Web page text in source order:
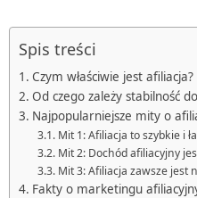
Spis treści
Czym właściwie jest afiliacja?
Od czego zależy stabilność
Najpopularniejsze mity o
Mit 1: Afiliacja to szybkie i
Mit 2: Dochód afiliacyjny
Mit 3: Afiliacja zawsze jest
Fakty o marketingu